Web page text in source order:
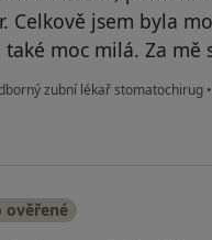
Celkově jsem byla
také moc milá. Za mě
zubní lékař stomatochirug •
ověřené